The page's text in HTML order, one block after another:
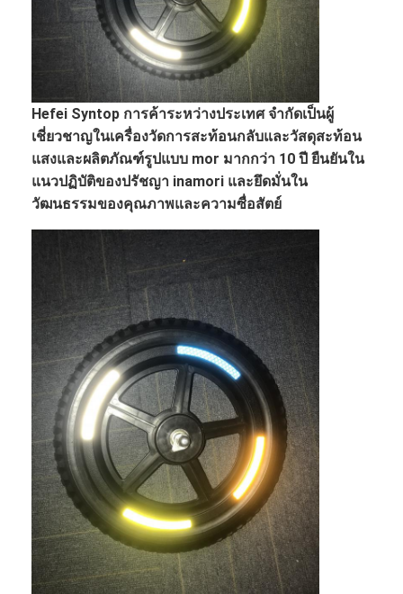
หน้าแรก
สินค้า
รายการ VR
เกี่ยวกับเรา
ทัวร์โรงงาน
การควบคุมคุณภาพ
ติดต่อเรา
ข่าว
กรณี
เครื่องวัดการสะท้อนแสง
Hefei Syntop การค้าระหว่างประเทศ จำกัดเป็นผู้
เชี่ยวชาญในเครื่องวัดการสะท้อนกลับและวัสดุสะท้อน
แสงและผลิตภัณฑ์รูปแบบ mor มากกว่า 10 ปี ยืนยันใน
แนวปฏิบัติของปรัชญา inamori และยึดมั่นใน
วัฒนธรรมของคุณภาพและความซื่อสัตย์